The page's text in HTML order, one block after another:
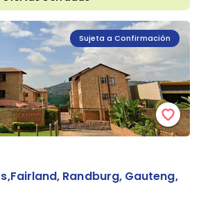
Sujeta a Confirmación
Randburg, Gauteng,